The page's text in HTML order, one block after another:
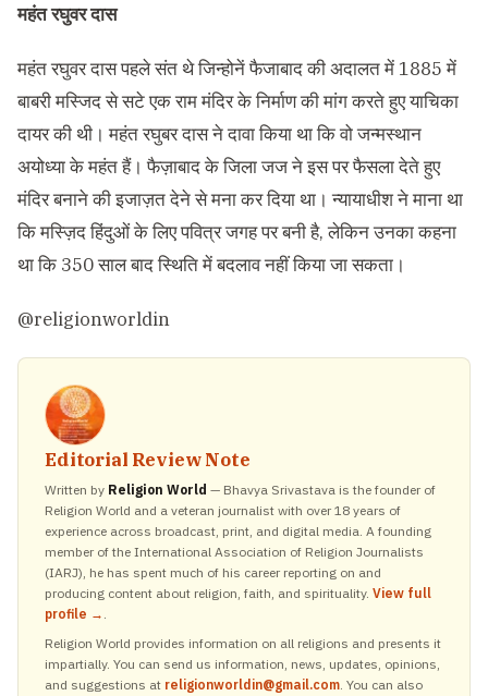
महंत रघुवर दास
महंत रघुवर दास पहले संत थे जिन्होनें फैजाबाद की अदालत में 1885 में
बाबरी मस्जिद से सटे एक राम मंदिर के निर्माण की मांग करते हुए याचिका
दायर की थी। महंत रघुबर दास ने दावा किया था कि वो जन्मस्थान
अयोध्या के महंत हैं। फैज़ाबाद के जिला जज ने इस पर फैसला देते हुए
मंदिर बनाने की इजाज़त देने से मना कर दिया था। न्यायाधीश ने माना था
कि मस्ज़िद हिंदुओं के लिए पवित्र जगह पर बनी है, लेकिन उनका कहना
था कि 350 साल बाद स्थिति में बदलाव नहीं किया जा सकता।
@religionworldin
Editorial Review Note
Written by Religion World — Bhavya Srivastava is the founder of
Religion World and a veteran journalist with over 18 years of
experience across broadcast, print, and digital media. A founding
member of the International Association of Religion Journalists
(IARJ), he has spent much of his career reporting on and
producing content about religion, faith, and spirituality. View full
profile → .
Religion World provides information on all religions and presents it
impartially. You can send us information, news, updates, opinions,
and suggestions at religionworldin@gmail.com. You can also